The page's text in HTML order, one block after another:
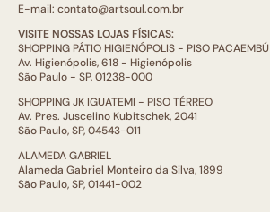
E-mail: contato@artsoul.com.br
VISITE NOSSAS LOJAS FÍSICAS:
SHOPPING PÁTIO HIGIENÓPOLIS - PISO PACAEMBÚ
Av. Higienópolis, 618 - Higienópolis
São Paulo - SP, 01238-000
SHOPPING JK IGUATEMI - PISO TÉRREO
Av. Pres. Juscelino Kubitschek, 2041
São Paulo, SP, 04543-011
ALAMEDA GABRIEL
Alameda Gabriel Monteiro da Silva, 1899
São Paulo, SP, 01441-002